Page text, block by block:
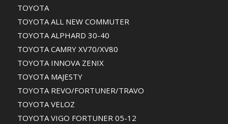
TOYOTA
TOYOTA ALL NEW COMMUTER
TOYOTA ALPHARD 30-40
TOYOTA CAMRY XV70/XV80
TOYOTA INNOVA ZENIX
TOYOTA MAJESTY
TOYOTA REVO/FORTUNER/TRAVO
TOYOTA VELOZ
TOYOTA VIGO FORTUNER 05-12